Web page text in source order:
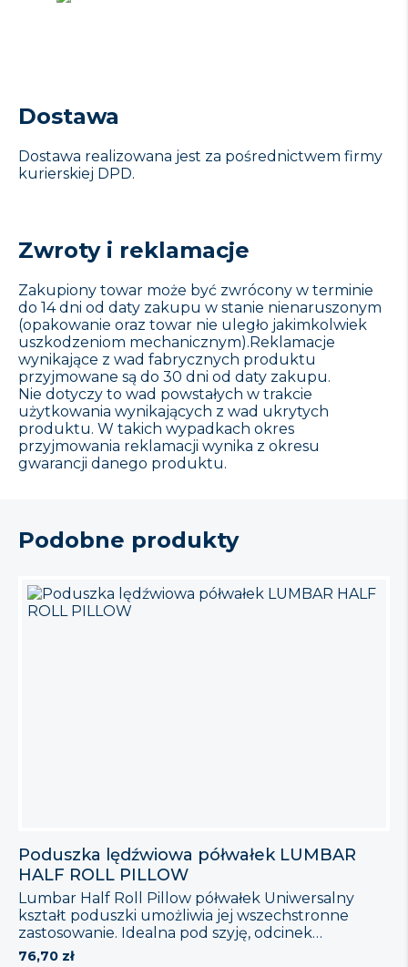
Dostawa
Dostawa realizowana jest za pośrednictwem firmy
kurierskiej DPD.
Zwroty i reklamacje
Zakupiony towar może być zwrócony w terminie
do 14 dni od daty zakupu w stanie nienaruszonym
(opakowanie oraz towar nie uległo jakimkolwiek
uszkodzeniom mechanicznym).Reklamacje
wynikające z wad fabrycznych produktu
przyjmowane są do 30 dni od daty zakupu.
Nie dotyczy to wad powstałych w trakcie
użytkowania wynikających z wad ukrytych
produktu. W takich wypadkach okres
przyjmowania reklamacji wynika z okresu
gwarancji danego produktu.
Podobne produkty
Poduszka lędźwiowa półwałek LUMBAR
HALF ROLL PILLOW
76,70 zł
Lumbar Half Roll Pillow półwałek Uniwersalny
kształt poduszki umożliwia jej wszechstronne
zastosowanie. Idealna pod szyję, odcinek
lędźwiowy kręgosłupa, kolana, stopy oraz